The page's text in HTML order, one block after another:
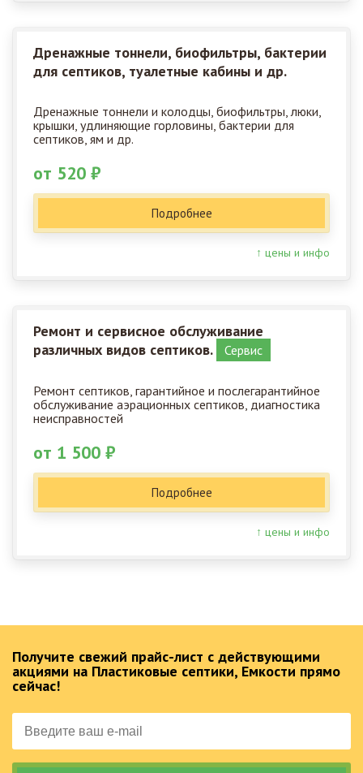
Дренажные тоннели, биофильтры, бактерии
для септиков, туалетные кабины и др.
Дренажные тоннели и колодцы, биофильтры, люки,
крышки, удлиняющие горловины, бактерии для
септиков, ям и др.
от 520 ₽
Подробнее
↑ цены и инфо
Ремонт и сервисное обслуживание
различных видов септиков.
Сервис
Ремонт септиков, гарантийное и послегарантийное
обслуживание аэрационных септиков, диагностика
неисправностей
от 1 500 ₽
Подробнее
↑ цены и инфо
Получите свежий прайс-лист с действующими
акциями на Пластиковые септики, Емкости прямо
сейчас!